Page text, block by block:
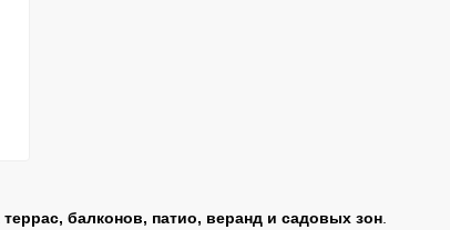
террас, балконов, патио, веранд и садовых зон